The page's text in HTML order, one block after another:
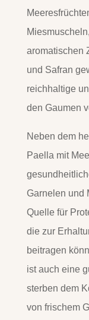
aromatischen
und Safran
reichhaltige
den Gaumen
Neben dem
Paella mit
Garnelen und
Quelle für
die zur
beitragen
ist auch eine
sterben dem
von frischem